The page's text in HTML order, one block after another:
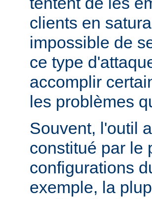
clients en
impossible de
ce type
accomplir
les problèmes
Souvent, l'outil
constitué par le
configurations
exemple, la